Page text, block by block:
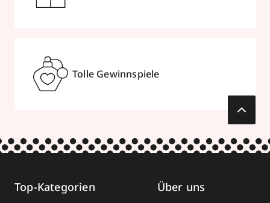
Tolle Gewinnspiele
Top-Kategorien Über uns